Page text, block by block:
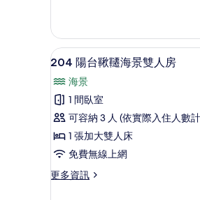
4
人
房
的
所
有
相
片
園
浴
缸
海
景
4
人
房
的
詳
情
顯
204
陽
台
鞦
韆
海
13
204 陽台鞦韆海景雙人房
海景
1 間臥室
可容納 3 人 (依實際入住人數
1 張加大雙人床
免費無線上網
更多資訊
更